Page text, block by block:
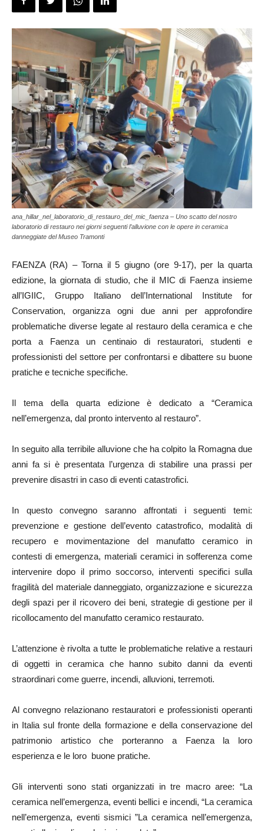
ana_hillar_nel_laboratorio_di_restauro_del_mic_faenza – Uno scatto del nostro
laboratorio di restauro nei giorni seguenti l’alluvione con le opere in ceramica
danneggiate del Museo Tramonti
FAENZA (RA) – Torna il 5 giugno (ore 9-17), per la quarta
edizione, la giornata di studio, che il MIC di Faenza insieme
all’IGIIC, Gruppo Italiano dell’International Institute for
Conservation, organizza ogni due anni per approfondire
problematiche diverse legate al restauro della ceramica e che
porta a Faenza un centinaio di restauratori, studenti e
professionisti del settore per confrontarsi e dibattere su buone
pratiche e tecniche specifiche.
Il tema della quarta edizione è dedicato a “Ceramica
nell’emergenza, dal pronto intervento al restauro”.
In seguito alla terribile alluvione che ha colpito la Romagna due
anni fa si è presentata l’urgenza di stabilire una prassi per
prevenire disastri in caso di eventi catastrofici.
In questo convegno saranno affrontati i seguenti temi:
prevenzione e gestione dell’evento catastrofico, modalità di
recupero e movimentazione del manufatto ceramico in
contesti di emergenza, materiali ceramici in sofferenza come
intervenire dopo il primo soccorso, interventi specifici sulla
fragilità del materiale danneggiato, organizzazione e sicurezza
degli spazi per il ricovero dei beni, strategie di gestione per il
ricollocamento del manufatto ceramico restaurato.
L’attenzione è rivolta a tutte le problematiche relative a restauri
di oggetti in ceramica che hanno subito danni da eventi
straordinari come guerre, incendi, alluvioni, terremoti.
Al convegno relazionano restauratori e professionisti operanti
in Italia sul fronte della formazione e della conservazione del
patrimonio artistico che porteranno a Faenza la loro
esperienza e le loro buone pratiche.
Gli interventi sono stati organizzati in tre macro aree: “La
ceramica nell’emergenza, eventi bellici e incendi, “La ceramica
nell’emergenza, eventi sismici ”La ceramica nell’emergenza,